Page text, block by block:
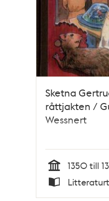
Sketna
råttjakten /
Wessnert
Tid
1350 till
Typ